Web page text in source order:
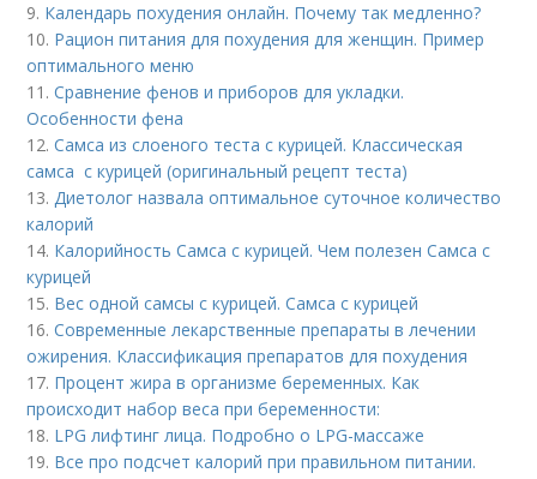
9. Календарь похудения онлайн. Почему так медленно?
10. Рацион питания для похудения для женщин. Пример
оптимального меню
11.Сравнение фенов и приборов для укладки.
Особенности фена
12.Самса из слоеного теста с курицей. Классическая
самса с курицей (оригинальный рецепт теста)
13.Диетолог назвала оптимальное суточное количество
калорий
14. Калорийность Самса с курицей. Чем полезен Самса с
курицей
15. Вес одной самсы с курицей. Самса с курицей
16.Современные лекарственные препараты в лечении
ожирения. Классификация препаратов для похудения
17. Процент жира в организме беременных. Как
происходит набор веса при беременности:
18. LPG лифтинг лица. Подробно о LPG-массаже
19. Все про подсчет калорий при правильном питании.